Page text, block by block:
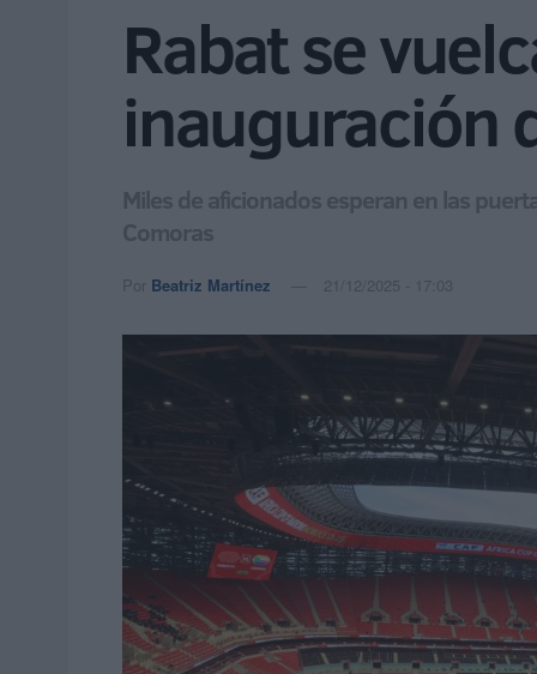
Rabat se
inauguración
Miles de aficionados esperan en las
Comoras
Por Beatriz Martínez 21/12/2025 - 17:03